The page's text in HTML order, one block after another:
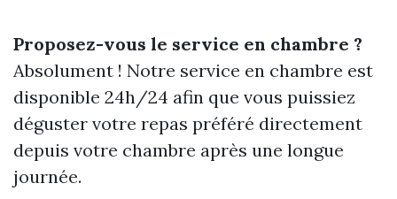
Proposez-vous le service en chambre ?
Absolument ! Notre service en chambre est
disponible 24h/24 afin que vous puissiez
déguster votre repas préféré directement
depuis votre chambre après une longue
journée.